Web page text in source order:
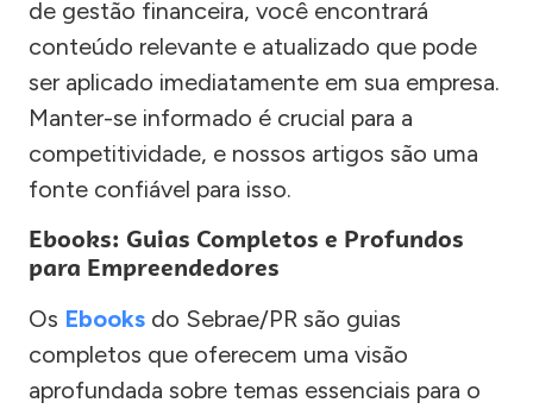
de gestão financeira, você encontrará
conteúdo relevante e atualizado que pode
ser aplicado imediatamente em sua empresa.
Manter-se informado é crucial para a
competitividade, e nossos artigos são uma
fonte confiável para isso.
Ebooks: Guias Completos e Profundos
para Empreendedores
Os Ebooks do Sebrae/PR são guias
completos que oferecem uma visão
aprofundada sobre temas essenciais para o